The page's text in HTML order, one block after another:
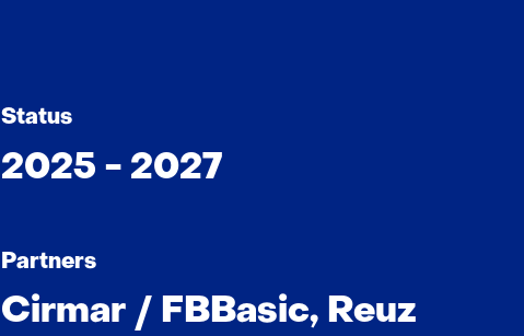
Status
2025 - 2027
Partners
Cirmar / FBBasic, Reuz